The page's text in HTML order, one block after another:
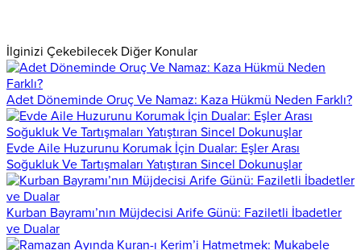
İlginizi Çekebilecek Diğer Konular
Adet Döneminde Oruç Ve Namaz: Kaza Hükmü Neden Farklı?
Evde Aile Huzurunu Korumak İçin Dualar: Eşler Arası
Soğukluk Ve Tartışmaları Yatıştıran Sincel Dokunuşlar
Kurban Bayramı’nın Müjdecisi Arife Günü: Faziletli İbadetler
ve Dualar